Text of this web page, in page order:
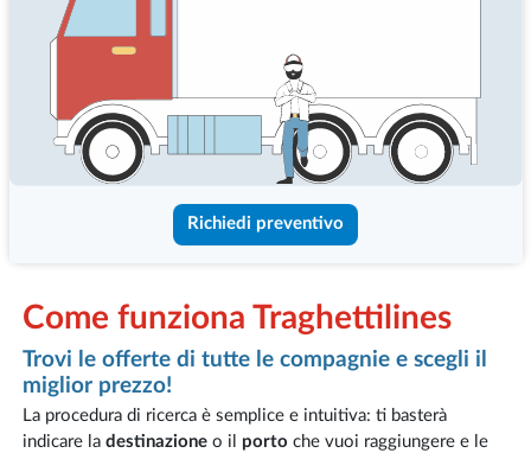
Richiedi preventivo
Come funziona Traghettilines
Trovi le offerte di tutte le compagnie e scegli il
miglior prezzo!
La procedura di ricerca è semplice e intuitiva: ti basterà
indicare la destinazioneo il porto che vuoi raggiungere e le